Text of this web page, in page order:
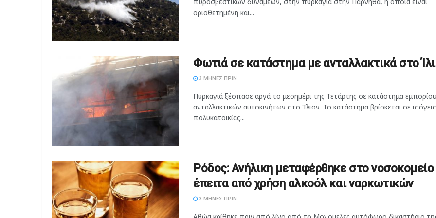
οριοθετημένη και...
Φωτιά σε κατάστημα με ανταλλακτικά στο
3 ΜΉΝΕΣ ΠΡΙΝ
Πυρκαγιά ξέσπασε αργά το μεσημέρι της Τετάρτης σε κατάστημα εμπορίου
ανταλλακτικών αυτοκινήτων στο Ίλιον. Το κατάστημα βρίσκεται σε ισόγειο
πολυκατοικίας...
Ρόδος: Ανήλικη μεταφέρθηκε στο νοσοκομείο
έπειτα από χρήση αλκοόλ και ναρκωτικών
3 ΜΉΝΕΣ ΠΡΙΝ